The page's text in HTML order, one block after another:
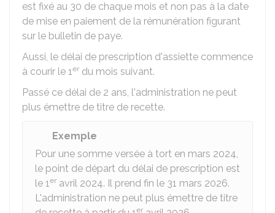
est fixé au 30 de chaque mois et non pas à la date
de mise en paiement de la rémunération figurant
sur le bulletin de paye.
Aussi, le délai de prescription d'assiette commence
à courir le 1er du mois suivant.
Passé ce délai de 2 ans, l'administration ne peut
plus émettre de titre de recette.
Exemple
Pour une somme versée à tort en mars 2024,
le point de départ du délai de prescription est
le 1er avril 2024. Il prend fin le 31 mars 2026.
L'administration ne peut plus émettre de titre
er